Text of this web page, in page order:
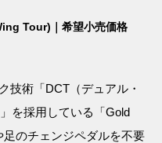
Tour)｜希望小売価格
技術「DCT（デュアル・
を採用している「Gold
のチェンジペダルを不要